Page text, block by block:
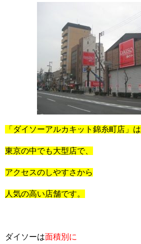
「ダイソーアルカキット錦糸町店」は
東京の中でも大型店で、
アクセスのしやすさから
人気の高い店舗です。
ダイソーは面積別に